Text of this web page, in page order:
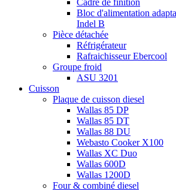
Cadre de finition
Bloc d'alimentation
Indel B
Pièce détachée
Réfrigérateur
Rafraichisseur Ebercool
Groupe froid
ASU 3201
Cuisson
Plaque de cuisson diesel
Wallas 85 DP
Wallas 85 DT
Wallas 88 DU
Webasto Cooker X100
Wallas XC Duo
Wallas 600D
Wallas 1200D
Four & combiné diesel